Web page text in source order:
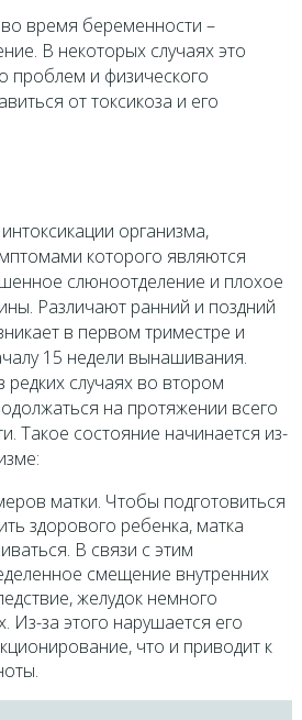
время беременности –
В некоторых случаях это
проблем и физического
от токсикоза и его
организма,
которого являются
слюноотделение и плохое
Различают ранний и поздний
в первом триместре и
15 недели вынашивания.
случаях во втором
на протяжении всего
Такое состояние начинается из-
матки. Чтобы подготовиться
здорового ребенка, матка
В связи с этим
смещение внутренних
желудок немного
Из-за этого нарушается его
что и приводит к